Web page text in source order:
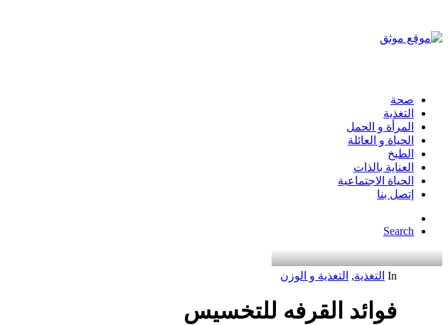
صحة
التغذية
المرأة و الحمل
الحياة و العائلة
الطبخ
العناية بالذات
الحياة الاجتماعية
إتصل بنا
Search
In التغذية, التغذية و الوزن
فوائد القرفه للتخسيس